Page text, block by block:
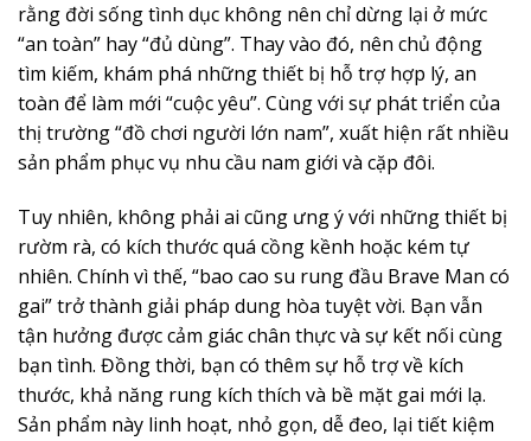
rằng đời sống tình dục không nên chỉ dừng lại ở mức
“an toàn” hay “đủ dùng”. Thay vào đó, nên chủ động
tìm kiếm, khám phá những thiết bị hỗ trợ hợp lý, an
toàn để làm mới “cuộc yêu”. Cùng với sự phát triển của
thị trường “đồ chơi người lớn nam”, xuất hiện rất nhiều
sản phẩm phục vụ nhu cầu nam giới và cặp đôi.
Tuy nhiên, không phải ai cũng ưng ý với những thiết bị
rườm rà, có kích thước quá cồng kềnh hoặc kém tự
nhiên. Chính vì thế, “bao cao su rung đầu Brave Man có
gai” trở thành giải pháp dung hòa tuyệt vời. Bạn vẫn
tận hưởng được cảm giác chân thực và sự kết nối cùng
bạn tình. Đồng thời, bạn có thêm sự hỗ trợ về kích
thước, khả năng rung kích thích và bề mặt gai mới lạ.
Sản phẩm này linh hoạt, nhỏ gọn, dễ đeo, lại tiết kiệm